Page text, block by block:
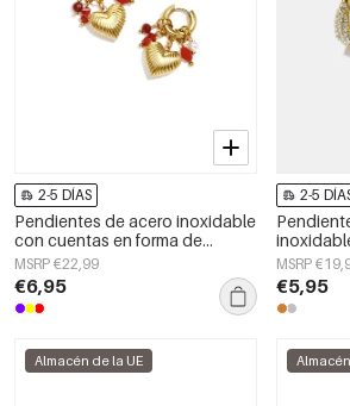
2-5 DÍAS
Pendientes de acero inoxidable
con cuentas en forma de
corazón, sencillos, de la serie
Daily Simple. Joyería para mujer.
MSRP €22,99
€6,95
2-5
sencillos,
Simple,
MSRP
€5,95
Almacén de la UE